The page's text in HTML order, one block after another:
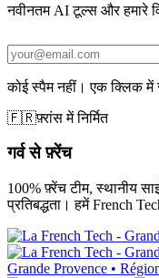
नवीनतम AI टूल्स और हमारे
कोई स्पैम नहीं। एक क्लिक में
🇫🇷फ़्रांस में निर्मित
गर्व से फ़्रेंच
100% फ़्रेंच टीम, स्थानीय
प्रतिबद्धता। हमें French
Grande Provence •